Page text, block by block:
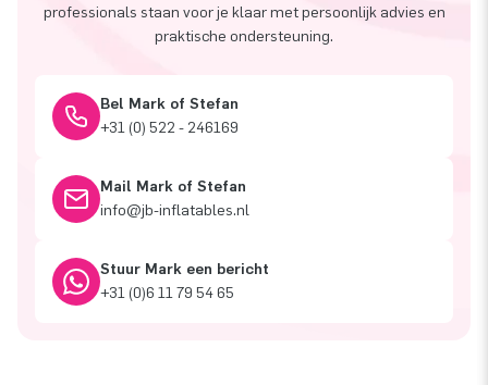
professionals staan voor je klaar met persoonlijk advies en
praktische ondersteuning.
Bel Mark of Stefan
+31 (0) 522 - 246169
Mail Mark of Stefan
info@jb-inflatables.nl
Stuur Mark een bericht
+31 (0)6 11 79 54 65